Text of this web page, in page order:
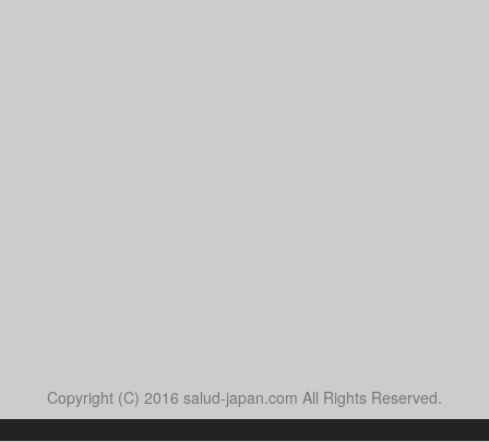
Copyright (C) 2016 salud-japan.com All Rights Reserved.